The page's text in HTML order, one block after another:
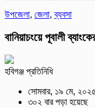
উপজেলা, জেলা,ব্যবসা
বানিয়াচংয়ে পূবালী
হবিগঞ্জ প্রতিনিধি
সোমবার, ১৯ মে, ২০২৫
৩০২ বার পড়া হয়েছে